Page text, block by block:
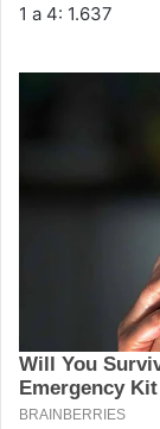
1 a 4: 1.637